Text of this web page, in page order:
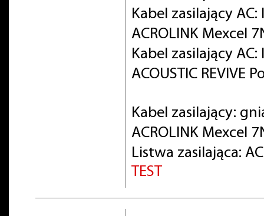
Kabel zasilający
ACROLINK Mexcel
Kabel zasilający
ACOUSTIC REVIVE
Kabel zasilający:
ACROLINK Mexcel
Listwa zasilająca:
TEST